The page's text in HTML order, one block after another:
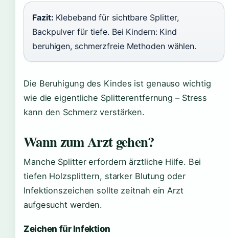
Fazit: Klebeband für sichtbare Splitter,
Backpulver für tiefe. Bei Kindern: Kind
beruhigen, schmerzfreie Methoden wählen.
Die Beruhigung des Kindes ist genauso wichtig
wie die eigentliche Splitterentfernung – Stress
kann den Schmerz verstärken.
Wann zum Arzt gehen?
Manche Splitter erfordern ärztliche Hilfe. Bei
tiefen Holzsplittern, starker Blutung oder
Infektionszeichen sollte zeitnah ein Arzt
aufgesucht werden.
Zeichen für Infektion